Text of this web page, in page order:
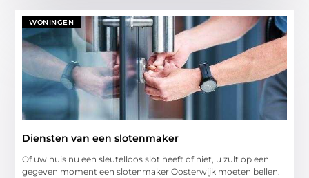
WONINGEN
Diensten van een slotenmaker
Of uw huis nu een sleutelloos slot heeft of niet, u zult op een
gegeven moment een slotenmaker Oosterwijk moeten bellen.